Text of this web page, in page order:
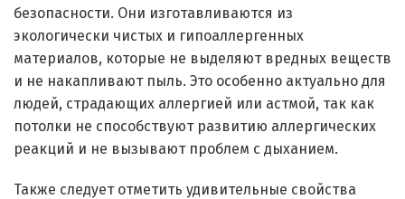
безопасности. Они изготавливаются из
экологически чистых и гипоаллергенных
материалов, которые не выделяют вредных веществ
и не накапливают пыль. Это особенно актуально для
людей, страдающих аллергией или астмой, так как
потолки не способствуют развитию аллергических
реакций и не вызывают проблем с дыханием.
Также следует отметить удивительные свойства